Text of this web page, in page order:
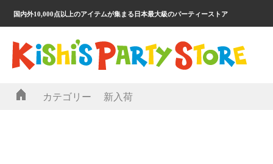
国内外10,000点以上のアイテムが集まる日本最大級のパーティーストア
カテゴリー 新入荷